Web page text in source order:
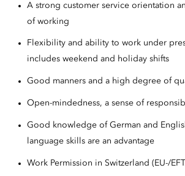
A strong customer service orientation
of working
Flexibility and ability to work under
includes weekend and holiday shifts
Good manners and a high degree of
Open-mindedness, a sense of
Good knowledge of German and
language skills are an advantage
Work Permission in Switzerland (EU-/